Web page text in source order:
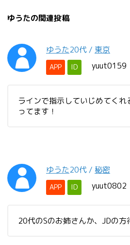
ゆうたの関連投稿
ゆうた20代 / 東京
APP ID yuut0159
ラインで指示していじめてくれ
ってます！
ゆうた20代 / 秘密
APP ID yuut0802
20代のSのお姉さんか、JDの方